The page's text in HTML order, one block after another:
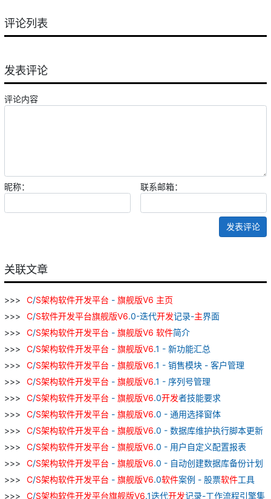
评论列表
发表评论
评论内容
昵称： 联系邮箱：
发表评论
关联文章
C/S架构软件开发平台 - 旗舰版V6 主页
C/S软件开发平台旗舰版V6.0-迭代开发记录-主界面
C/S架构软件开发平台 - 旗舰版V6 软件简介
C/S架构软件开发平台 - 旗舰版V6.1 - 新功能汇总
C/S架构软件开发平台 - 旗舰版V6.1 - 销售模块 - 客户管理
C/S架构软件开发平台 - 旗舰版V6.1 - 序列号管理
C/S架构软件开发平台 - 旗舰版V6.0开发者技能要求
C/S架构软件开发平台 - 旗舰版V6.0 - 通用选择窗体
C/S架构软件开发平台 - 旗舰版V6.0 - 数据库维护执行脚本更新
C/S架构软件开发平台 - 旗舰版V6.0 - 用户自定义配置报表
C/S架构软件开发平台 - 旗舰版V6.0 - 自动创建数据库备份计划
C/S架构软件开发平台 - 旗舰版V6.0软件案例 - 股票软件工具
C/S架构软件开发平台旗舰版V6.1迭代开发记录-工作流程引擎集